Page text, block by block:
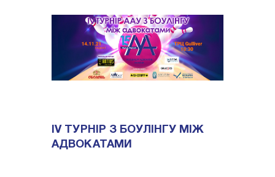
ІV ТУРНІР З БОУЛІНГУ МІЖ
АДВОКАТАМИ